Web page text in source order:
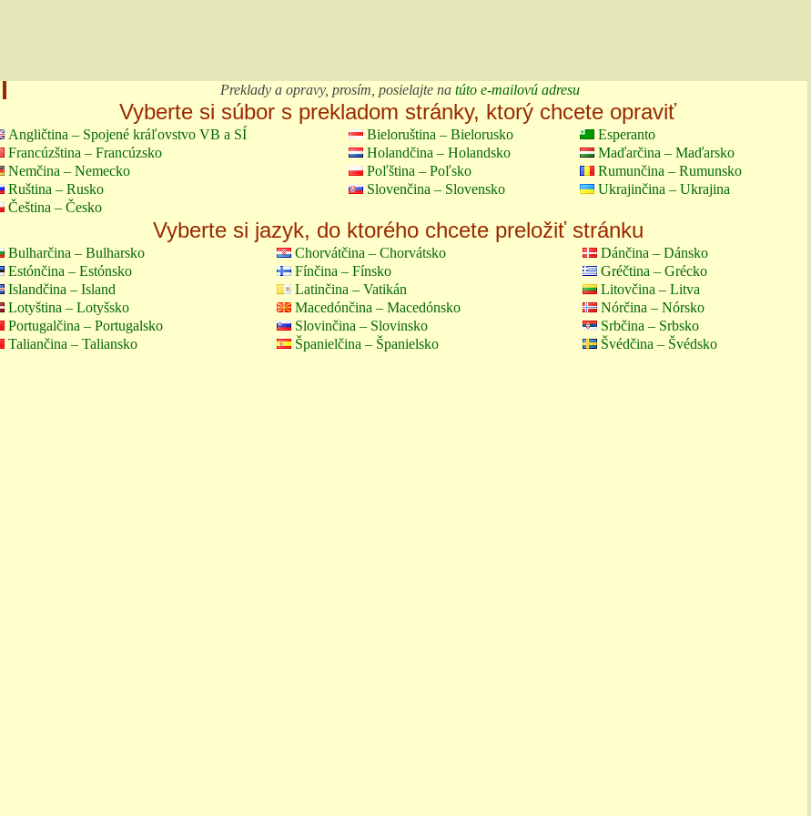
Preklady a opravy, prosím, posielajte na túto e-mailovú adresu
Vyberte si súbor s prekladom stránky, ktorý chcete opraviť
Angličtina – Spojené kráľovstvo VB a SÍ Bieloruština – Bielorusko
Esperanto
Francúzština – Francúzsko
Holandčina – Holandsko
Maďarčina – Maďarsko
Nemčina – Nemecko
Poľština – Poľsko
Rumunčina – Rumunsko
Ruština – Rusko
Slovenčina – Slovensko
Ukrajinčina – Ukrajina
Čeština – Česko
Vyberte si jazyk, do ktorého chcete preložiť stránku
Bulharčina – Bulharsko Chorvátčina – Chorvátsko
Dánčina – Dánsko
Estónčina – Estónsko
Fínčina – Fínsko
Gréčtina – Grécko
Islandčina – Island
Latinčina – Vatikán
Litovčina – Litva
Lotyština – Lotyšsko
Macedónčina – Macedónsko
Nórčina – Nórsko
Portugalčina – Portugalsko
Slovinčina – Slovinsko
Srbčina – Srbsko
Taliančina – Taliansko
Španielčina – Španielsko Švédčina – Švédsko